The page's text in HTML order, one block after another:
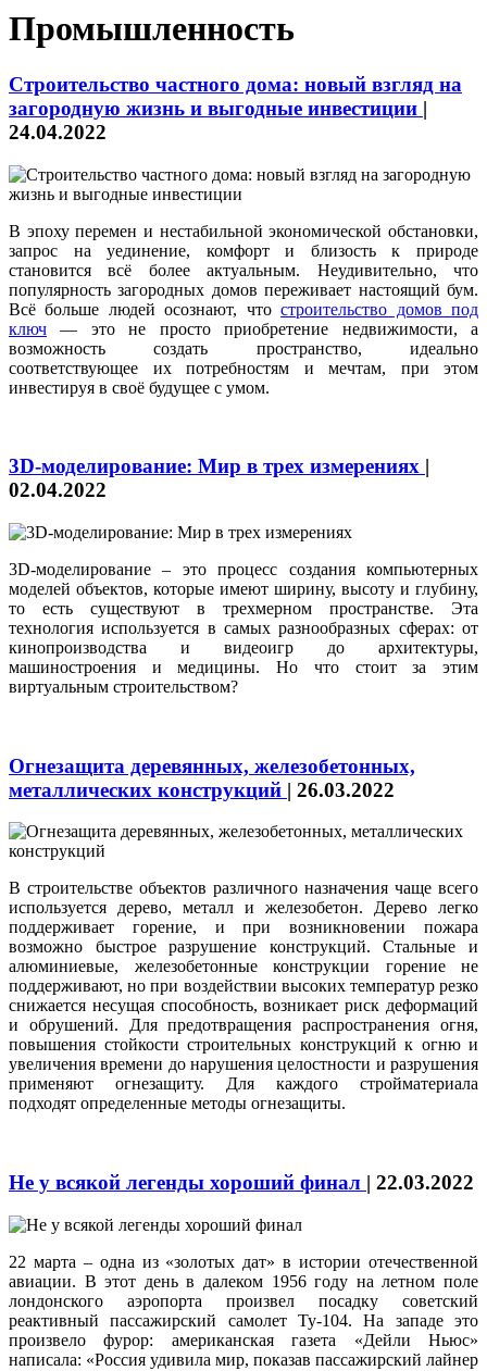
Промышленность
Строительство частного дома: новый взгляд на
загородную жизнь и выгодные инвестиции |
24.04.2022
В эпоху перемен и нестабильной экономической обстановки,
запрос на уединение, комфорт и близость к природе
становится всё более актуальным. Неудивительно, что
популярность загородных домов переживает настоящий бум.
Всё больше людей осознают, чтостроительство домов под
ключ — это не просто приобретение недвижимости, а
возможность создать пространство, идеально
соответствующее их потребностям и мечтам, при этом
инвестируя в своё будущее с умом.
3D-моделирование: Мир в трех измерениях |
02.04.2022
3D-моделирование – это процесс создания компьютерных
моделей объектов, которые имеют ширину, высоту и глубину,
то есть существуют в трехмерном пространстве. Эта
технология используется в самых разнообразных сферах: от
кинопроизводства и видеоигр до архитектуры,
машиностроения и медицины. Но что стоит за этим
виртуальным строительством?
Огнезащита деревянных, железобетонных,
металлических конструкций | 26.03.2022
В строительстве объектов различного назначения чаще всего
используется дерево, металл и железобетон. Дерево легко
поддерживает горение, и при возникновении пожара
возможно быстрое разрушение конструкций. Стальные и
алюминиевые, железобетонные конструкции горение не
поддерживают, но при воздействии высоких температур резко
снижается несущая способность, возникает риск деформаций
и обрушений. Для предотвращения распространения огня,
повышения стойкости строительных конструкций к огню и
увеличения времени до нарушения целостности и разрушения
применяют огнезащиту. Для каждого стройматериала
подходят определенные методы огнезащиты.
Не у всякой легенды хороший финал | 22.03.2022
22 марта – одна из «золотых дат» в истории отечественной
авиации. В этот день в далеком 1956 году на летном поле
лондонского аэропорта произвел посадку советский
реактивный пассажирский самолет Ту-104. На западе это
произвело фурор: американская газета «Дейли Ньюс»
написала: «Россия удивила мир, показав пассажирский лайнер